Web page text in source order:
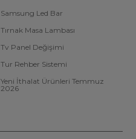
Samsung Led Bar
Tırnak Masa Lambası
Tv Panel Değişimi
Tur Rehber Sistemi
Yeni İthalat Ürünleri Temmuz
2026